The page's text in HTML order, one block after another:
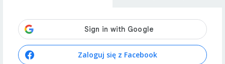
Zaloguj się z Facebook